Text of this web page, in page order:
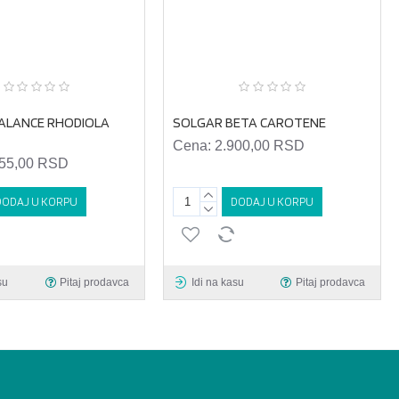
RHODIOLA
RSD
U KORPU
Pitaj prodavca
SOLGAR BETA CAROTENE
Cena: 2.900,00 RSD
DODAJ U KORPU
Idi na kasu Pitaj prodavca